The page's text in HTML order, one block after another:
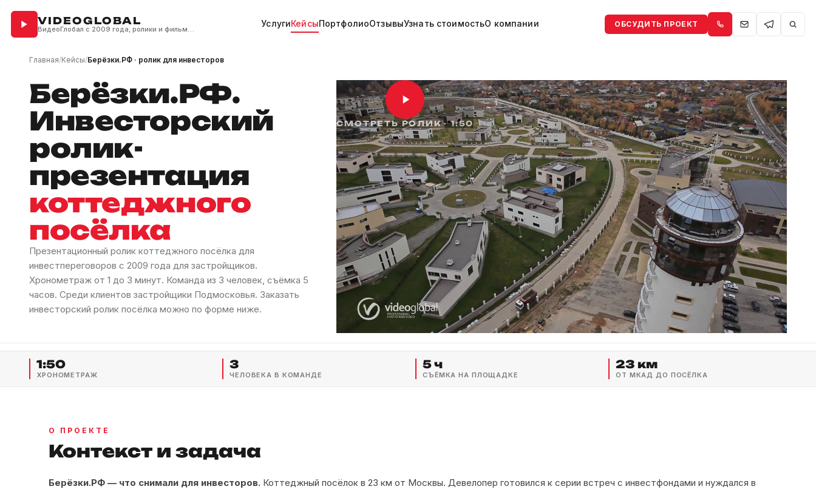
VIDEOGLOBAL УслугиКейсыПортфолиоОтзывыУзнать стоимостьО компании ОБСУДИТЬ ПРОЕКТ
Главная/Кейсы/Берёзки.РФ · ролик для инвесторов
Берёзки.РФ.
Инвесторский
ролик-
презентация
коттеджного
посёлка
Презентационный ролик коттеджного посёлка для
инвестпереговоров с 2009 года для застройщиков.
Хронометраж от 1 до 3 минут. Команда из 3 человек, съёмка 5
часов. Среди клиентов застройщики Подмосковья. Заказать
инвесторский ролик посёлка можно по форме ниже.
СМОТРЕТЬ РОЛИК · 1:50
1:50
ХРОНОМЕТРАЖ
3
ЧЕЛОВЕКА В КОМАНДЕ
5 ч
СЪЁМКА НА ПЛОЩАДКЕ
23 км
ОТ МКАД ДО ПОСЁЛКА
О ПРОЕКТЕ
Контекст и задача
Берёзки.РФ — что снимали для инвесторов. Коттеджный посёлок в 23 км от Москвы. Девелопер готовился к серии встреч с инвестфондами и нуждался в